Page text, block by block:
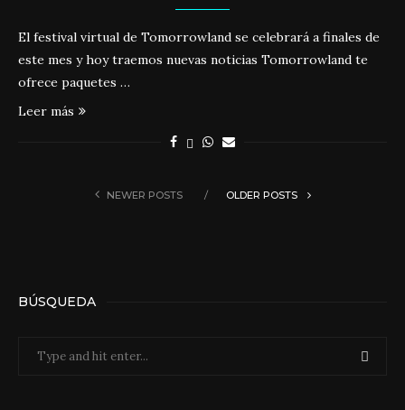
El festival virtual de Tomorrowland se celebrará a finales de
este mes y hoy traemos nuevas noticias Tomorrowland te
ofrece paquetes …
Leer más
NEWER POSTS OLDER POSTS
BÚSQUEDA